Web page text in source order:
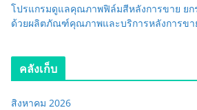
โปรแกรมดูแลคุณภาพฟิล์มสีหลังการขาย ยก
ด้วยผลิตภัณฑ์คุณภาพและบริการหลังการขา
คลังเก็บ
สิงหาคม 2026